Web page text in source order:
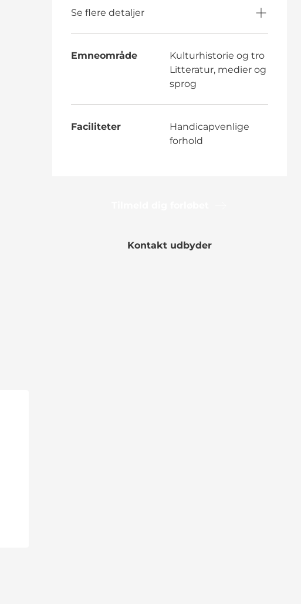
Se flere detaljer
Emneområde
Kulturhistorie og tro
Litteratur, medier og
sprog
Faciliteter
Handicapvenlige
forhold
Kontakt udbyder